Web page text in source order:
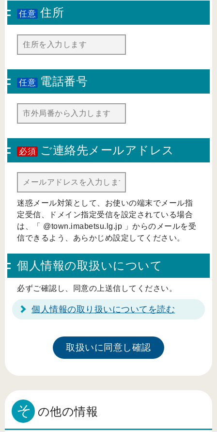
任意 住所
任意 電話番号
必須 ご連絡先メールアドレス
迷惑メール対策として、お使いの端末でメール指
定受信、ドメイン指定受信を設定されている場合
は、「 @town.imabetsu.lg.jp 」からのメールを受
信できるよう、あらかじめ設定してください。
個人情報の取扱いについて
必ずご確認し、同意の上送信してください。
個人情報の取り扱いについてを読む
そ の他の情報